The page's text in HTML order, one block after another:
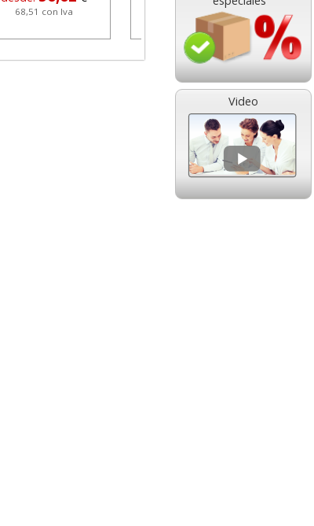
Video
68,51 con Iva 1,08 con Iva
Negro, original